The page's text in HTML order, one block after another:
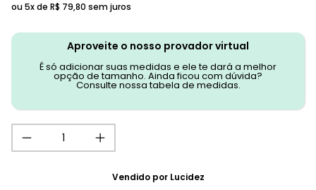
ou 5x de R$ 79,80 sem juros
Aproveite o nosso provador virtual
É só adicionar suas medidas e ele te dará a melhor
opção de tamanho. Ainda ficou com dúvida?
Consulte nossa tabela de medidas.
Vendido por Lucidez